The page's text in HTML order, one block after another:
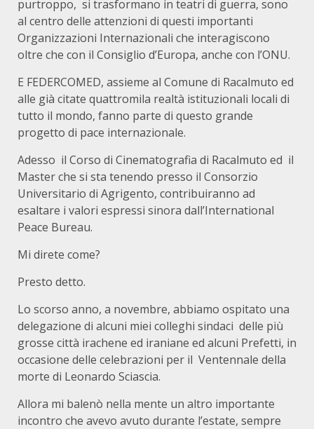
purtroppo, si trasformano in teatri di guerra, sono
al centro delle attenzioni di questi importanti
Organizzazioni Internazionali che interagiscono
oltre che con il Consiglio d’Europa, anche con l’ONU.
E FEDERCOMED, assieme al Comune di Racalmuto ed
alle già citate quattromila realtà istituzionali locali di
tutto il mondo, fanno parte di questo grande
progetto di pace internazionale.
Adesso il Corso di Cinematografia di Racalmuto ed il
Master che si sta tenendo presso il Consorzio
Universitario di Agrigento, contribuiranno ad
esaltare i valori espressi sinora dall’International
Peace Bureau.
Mi direte come?
Presto detto.
Lo scorso anno, a novembre, abbiamo ospitato una
delegazione di alcuni miei colleghi sindaci delle più
grosse città irachene ed iraniane ed alcuni Prefetti, in
occasione delle celebrazioni per il Ventennale della
morte di Leonardo Sciascia.
Allora mi balenò nella mente un altro importante
incontro che avevo avuto durante l’estate, sempre